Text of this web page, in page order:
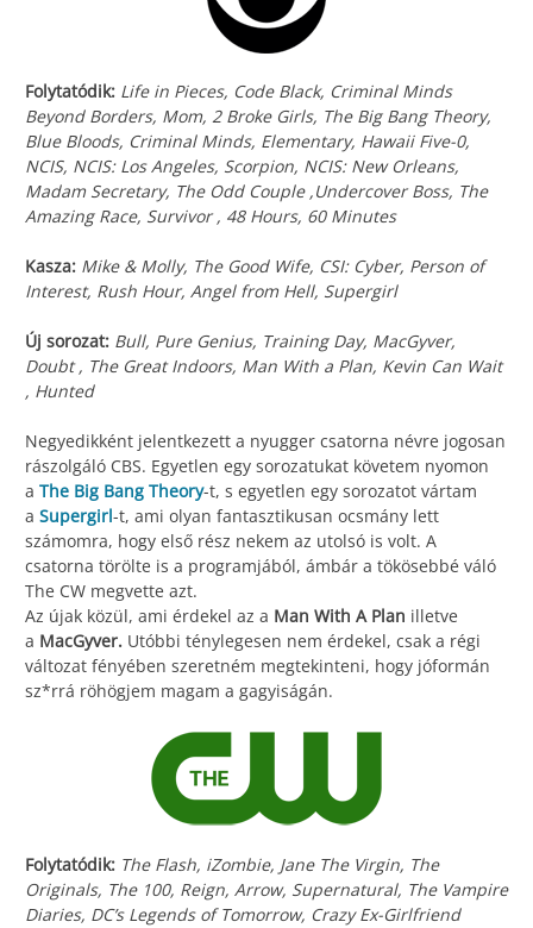
Folytatódik: Life in Pieces, Code Black, Criminal Minds
Beyond Borders, Mom, 2 Broke Girls, The Big Bang Theory,
Blue Bloods, Criminal Minds, Elementary, Hawaii Five-0,
NCIS, NCIS: Los Angeles, Scorpion, NCIS: New Orleans,
Madam Secretary, The Odd Couple ,Undercover Boss, The
Amazing Race, Survivor , 48 Hours, 60 Minutes
Kasza: Mike & Molly, The Good Wife, CSI: Cyber, Person of
Interest, Rush Hour, Angel from Hell, Supergirl
Új sorozat: Bull, Pure Genius, Training Day, MacGyver,
Doubt , The Great Indoors, Man With a Plan, Kevin Can Wait
, Hunted
Negyedikként jelentkezett a nyugger csatorna névre jogosan
rászolgáló CBS. Egyetlen egy sorozatukat követem nyomon
a The Big Bang Theory-t, s egyetlen egy sorozatot vártam
a Supergirl-t, ami olyan fantasztikusan ocsmány lett
számomra, hogy első rész nekem az utolsó is volt. A
csatorna törölte is a programjából, ámbár a tökösebbé váló
The CW megvette azt.
Az újak közül, ami érdekel az a Man With A Plan illetve
a MacGyver. Utóbbi ténylegesen nem érdekel, csak a régi
változat fényében szeretném megtekinteni, hogy jóformán
sz*rrá röhögjem magam a gagyiságán.
Folytatódik: The Flash, iZombie, Jane The Virgin, The
Originals, The 100, Reign, Arrow, Supernatural, The Vampire
Diaries, DC’s Legends of Tomorrow, Crazy Ex-Girlfriend